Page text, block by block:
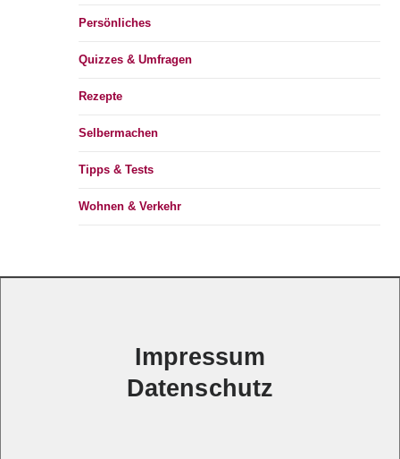
Persönliches
Quizzes & Umfragen
Rezepte
Selbermachen
Tipps & Tests
Wohnen & Verkehr
Datenschutz
Impressum